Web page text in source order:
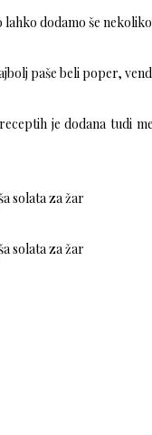
lahko dodamo še
paše beli poper,
je dodana tudi